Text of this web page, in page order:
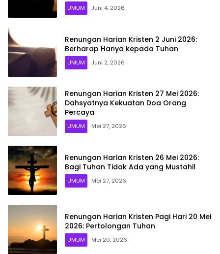
UMUM Juni 4, 2026
Renungan Harian Kristen 2 Juni 2026:
Berharap Hanya kepada Tuhan
UMUM Juni 2, 2026
Renungan Harian Kristen 27 Mei 2026:
Dahsyatnya Kekuatan Doa Orang
Percaya
UMUM Mei 27, 2026
Renungan Harian Kristen 26 Mei 2026:
Bagi Tuhan Tidak Ada yang Mustahil
UMUM Mei 27, 2026
Renungan Harian Kristen Pagi Hari 20 Mei
2026: Pertolongan Tuhan
UMUM Mei 20, 2026